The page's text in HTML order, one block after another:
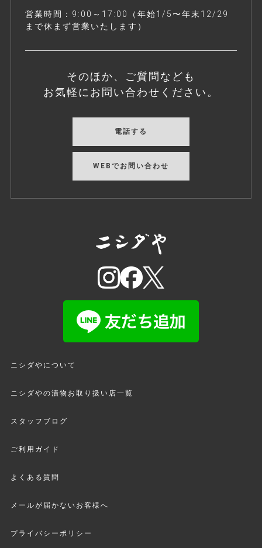
営業時間：9:00～17:00（年始1/5〜年末12/29
まで休まず営業いたします）
そのほか、ご質問なども
お気軽にお問い合わせください。
電話する
WEBでお問い合わせ
ニシダやについて
ニシダやの漬物お取り扱い店一覧
スタッフブログ
ご利用ガイド
よくある質問
メールが届かないお客様へ
プライバシーポリシー